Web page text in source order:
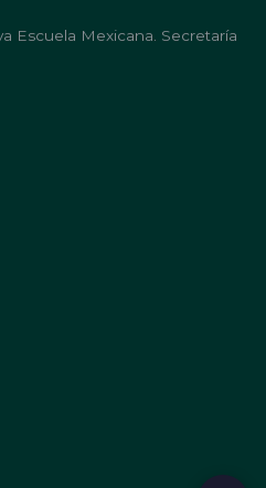
Escuela Mexicana. Secretaría